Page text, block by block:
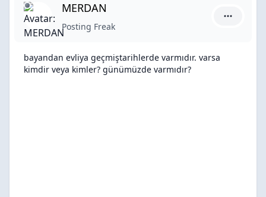
MERDAN
Posting Freak
bayandan evliya geçmiştarihlerde varmıdır. varsa
kimdir veya kimler? günümüzde varmıdır?